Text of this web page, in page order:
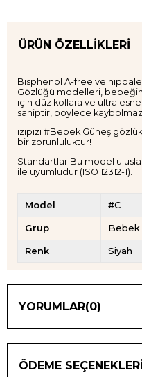
ÜRÜN ÖZELLIKLERI
Bisphenol A-free ve
Gözlüğü modelleri,
için düz kollara ve ultra
sahiptir, böylece
izipizi #Bebek Güneş
bir zorunluluktur!
Standartlar Bu model
ile uyumludur (ISO 12312-1).
Model #C
Grup Bebek
Renk Siyah
YORUMLAR(0)
ÖDEME SEÇENEKLERI